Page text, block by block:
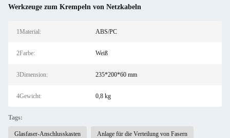
Werkzeuge zum Krempeln von Netzkabeln
1Material: ABS/PC
2Farbe: Weiß
3Dimension: 235*200*60 mm
4Gewicht: 0,8 kg
Tags:
Glasfaser-Anschlusskasten Anlage für die Verteilung von Fasern